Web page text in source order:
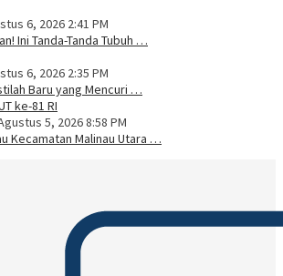
6, 2026 2:41 PM
Ini Tanda-Tanda Tubuh …
6, 2026 2:35 PM
Baru yang Mencuri …
5, 2026 8:58 PM
Kecamatan Malinau Utara …